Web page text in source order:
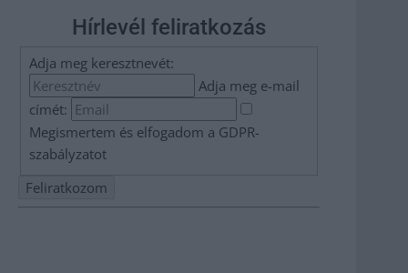
Hírlevél feliratkozás
Adja meg keresztnevét:
Adja meg e-mail
címét:
Megismertem és elfogadom a GDPR-
szabályzatot